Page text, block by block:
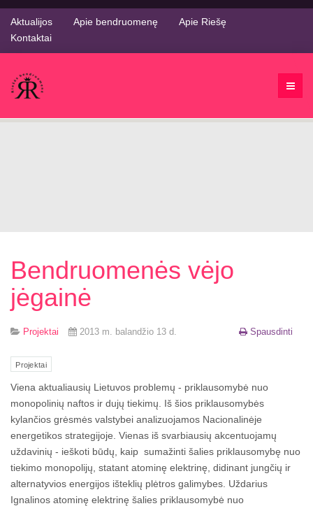
Aktualijos Apie bendruomenę
Apie Riešę
Kontaktai
Bendruomenės vėjo
jėgainė
Spausdinti
Projektai 2013 m. balandžio 13 d.
Projektai
Viena aktualiausių Lietuvos problemų - priklausomybė nuo
monopolinių naftos ir dujų tiekimų. Iš šios priklausomybės
kylančios grėsmės valstybei analizuojamos Nacionalinėje
energetikos strategijoje. Vienas iš svarbiausių akcentuojamų
uždavinių - ieškoti būdų, kaip sumažinti šalies priklausomybę nuo
tiekimo monopolijų, statant atominę elektrinę, didinant jungčių ir
alternatyvios energijos išteklių plėtros galimybes. Uždarius
Ignalinos atominę elektrinę šalies priklausomybė nuo